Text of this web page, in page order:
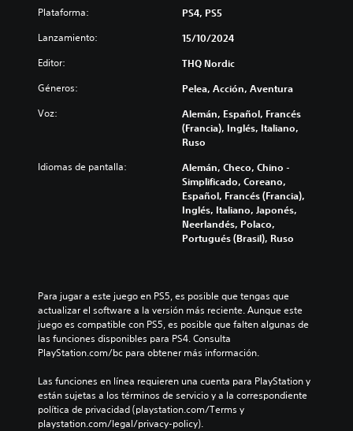
Plataforma: PS4, PS5
Lanzamiento: 15/10/2024
Editor: THQ Nordic
Géneros: Pelea, Acción, Aventura
Voz:
Alemán, Español, Francés
(Francia), Inglés, Italiano,
Ruso
Idiomas de pantalla:
Alemán, Checo, Chino -
Simplificado, Coreano,
Español, Francés (Francia),
Inglés, Italiano, Japonés,
Neerlandés, Polaco,
Portugués (Brasil), Ruso
Para jugar a este juego en PS5, es posible que tengas que
actualizar el software a la versión más reciente. Aunque este
juego es compatible con PS5, es posible que falten algunas de
las funciones disponibles para PS4. Consulta
PlayStation.com/bc para obtener más información.
Las funciones en línea requieren una cuenta para PlayStation y
están sujetas a los términos de servicio y a la correspondiente
política de privacidad (playstation.com/Terms y
playstation.com/legal/privacy-policy).